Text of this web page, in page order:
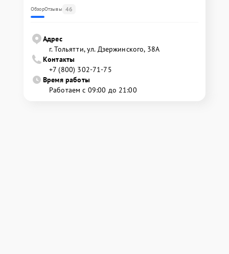
ОбзорОтзывы 46
Адрес
г. Тольятти, ул. Дзержинского, 38А
Контакты
+7 (800) 302-71-75
Время работы
Работаем с 09:00 до 21:00